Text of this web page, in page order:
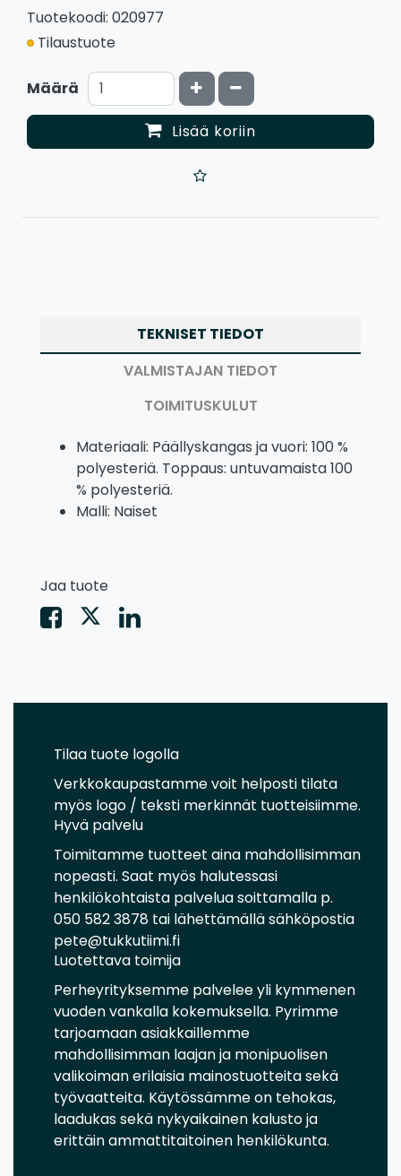
Tuotekoodi: 020977
Tilaustuote
Määrä Kasvata määrää
Vähennä määrää
Lisää koriin
TEKNISET TIEDOT
VALMISTAJAN TIEDOT
TOIMITUSKULUT
Materiaali: Päällyskangas ja vuori: 100 %
polyesteriä. Toppaus: untuvamaista 100
% polyesteriä.
Malli: Naiset
Jaa tuote
Tilaa tuote logolla
Verkkokaupastamme voit helposti tilata
myös logo / teksti merkinnät tuotteisiimme.
Hyvä palvelu
Toimitamme tuotteet aina mahdollisimman
nopeasti. Saat myös halutessasi
henkilökohtaista palvelua soittamalla p.
050 582 3878 tai lähettämällä sähköpostia
pete@tukkutiimi.fi
Luotettava toimija
Perheyrityksemme palvelee yli kymmenen
vuoden vankalla kokemuksella. Pyrimme
tarjoamaan asiakkaillemme
mahdollisimman laajan ja monipuolisen
valikoiman erilaisia mainostuotteita sekä
työvaatteita. Käytössämme on tehokas,
laadukas sekä nykyaikainen kalusto ja
erittäin ammattitaitoinen henkilökunta.